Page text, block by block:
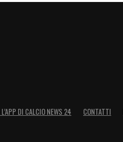
DI CALCIO NEWS 24 CONTATTI